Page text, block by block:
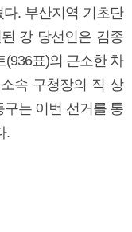
. 부산지역 기초단
강 당선인은 김종
(936표)의 근소한 차
속 구청장의 직 상
는 이번 선거를 통
.